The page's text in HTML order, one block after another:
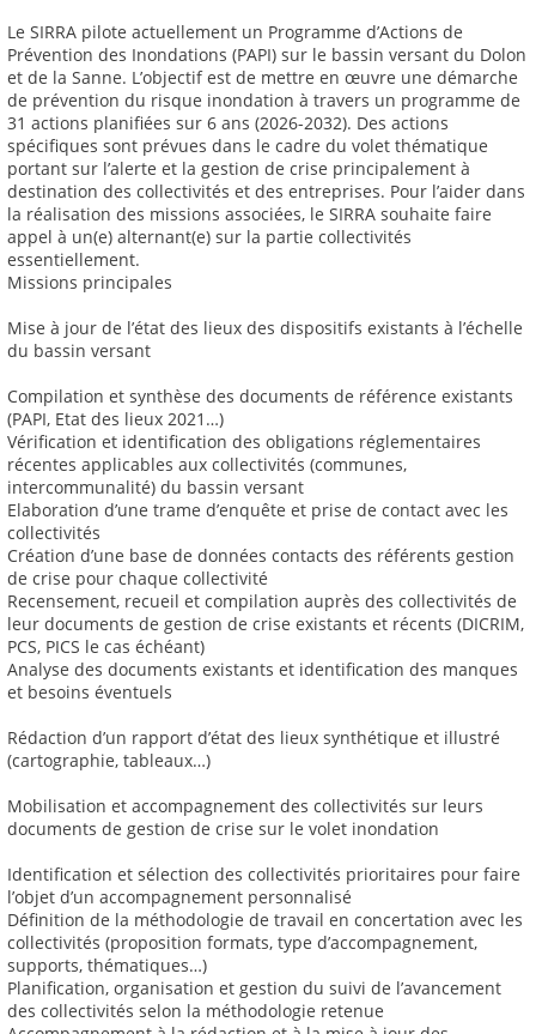
Le SIRRA pilote actuellement un Programme d’Actions de
Prévention des Inondations (PAPI) sur le bassin versant du Dolon
et de la Sanne. L’objectif est de mettre en œuvre une démarche
de prévention du risque inondation à travers un programme de
31 actions planifiées sur 6 ans (2026-2032). Des actions
spécifiques sont prévues dans le cadre du volet thématique
portant sur l’alerte et la gestion de crise principalement à
destination des collectivités et des entreprises. Pour l’aider dans
la réalisation des missions associées, le SIRRA souhaite faire
appel à un(e) alternant(e) sur la partie collectivités
essentiellement.
Missions principales
Mise à jour de l’état des lieux des dispositifs existants à l’échelle
du bassin versant
Compilation et synthèse des documents de référence existants
(PAPI, Etat des lieux 2021…)
Vérification et identification des obligations réglementaires
récentes applicables aux collectivités (communes,
intercommunalité) du bassin versant
Elaboration d’une trame d’enquête et prise de contact avec les
collectivités
Création d’une base de données contacts des référents gestion
de crise pour chaque collectivité
Recensement, recueil et compilation auprès des collectivités de
leur documents de gestion de crise existants et récents (DICRIM,
PCS, PICS le cas échéant)
Analyse des documents existants et identification des manques
et besoins éventuels
Rédaction d’un rapport d’état des lieux synthétique et illustré
(cartographie, tableaux…)
Mobilisation et accompagnement des collectivités sur leurs
documents de gestion de crise sur le volet inondation
Identification et sélection des collectivités prioritaires pour faire
l’objet d’un accompagnement personnalisé
Définition de la méthodologie de travail en concertation avec les
collectivités (proposition formats, type d’accompagnement,
supports, thématiques…)
Planification, organisation et gestion du suivi de l’avancement
des collectivités selon la méthodologie retenue